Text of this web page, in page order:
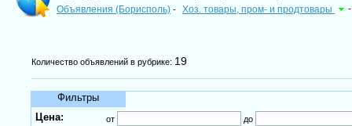
Объявления (Борисполь) - Хоз. товары, пром- и продтовары -
Количество объявлений в рубрике: 19
Фильтры
Цена:
от до